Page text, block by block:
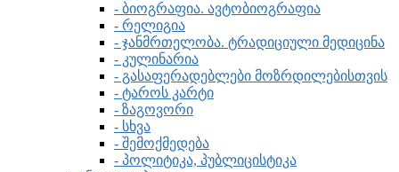
- ბიოგრაფია. ავტობიოგრაფია
- რელიგია
- ჯანმრთელობა. ტრადიციული მედიცინა
- კულინარია
- გასაფერადებლები მოზრდილებისთვის
- ტაროს კარტი
- ზაგოვორი
- სხვა
- შემოქმედება
- პოლიტიკა, პუბლიცისტიკა